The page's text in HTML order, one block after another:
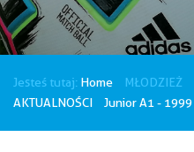
Jesteś tutaj: Home MŁODZIEŻ
AKTUALNOŚCI
Junior A1 - 1999